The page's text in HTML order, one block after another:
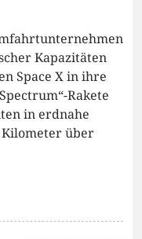
Kapazitäten
Space X in ihre
Rakete
in erdnahe
über